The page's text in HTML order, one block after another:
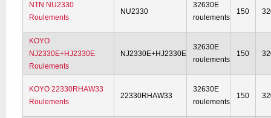
NTN NU2330
Roulements
NU2330
32630E
roulements
150
KOYO
NJ2330E+HJ2330E
Roulements
NJ2330E+HJ2330E
32630E
roulements
150
KOYO 22330RHAW33
Roulements
22330RHAW33
32630E
roulements
150